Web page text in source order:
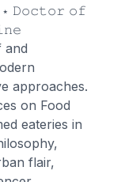
𝙳𝚘𝚌𝚝𝚘𝚛 𝚘𝚏
and
approaches.
on Food
eateries in
flair,